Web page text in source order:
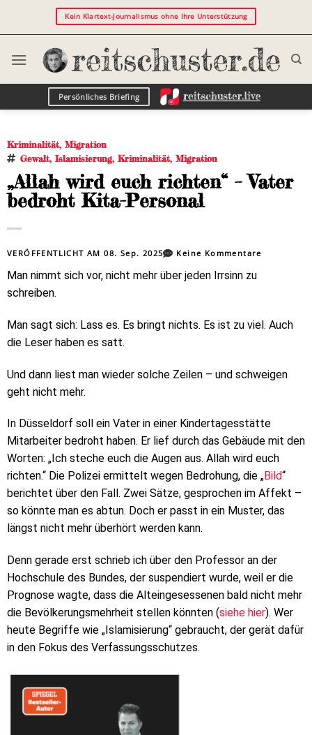
Kein Klartext-Journalismus ohne Ihre Unterstützung
Persönliches Briefing
Kriminalität, Migration
Gewalt,Islamisierung, Kriminalität, Migration
„Allah wird euch richten“ – Vater
bedroht Kita-Personal
VERÖFFENTLICHT AM08. Sep. 2025 Keine Kommentare
Man nimmt sich vor, nicht mehr über jeden Irrsinn zu
schreiben.
Man sagt sich: Lass es. Es bringt nichts. Es ist zu viel. Auch
die Leser haben es satt.
Und dann liest man wieder solche Zeilen – und schweigen
geht nicht mehr.
In Düsseldorf soll ein Vater in einer Kindertagesstätte
Mitarbeiter bedroht haben. Er lief durch das Gebäude mit den
Worten: „Ich steche euch die Augen aus. Allah wird euch
richten.“ Die Polizei ermittelt wegen Bedrohung, die „Bild“
berichtet über den Fall. Zwei Sätze, gesprochen im Affekt –
so könnte man es abtun. Doch er passt in ein Muster, das
längst nicht mehr überhört werden kann.
Denn gerade erst schrieb ich über den Professor an der
Hochschule des Bundes, der suspendiert wurde, weil er die
Prognose wagte, dass die Alteingesessenen bald nicht mehr
die Bevölkerungsmehrheit stellen könnten (siehe hier). Wer
heute Begriffe wie „Islamisierung“ gebraucht, der gerät dafür
in den Fokus des Verfassungsschutzes.